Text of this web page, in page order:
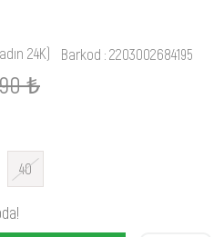
24K) Barkod : 2203002684195
₺
40